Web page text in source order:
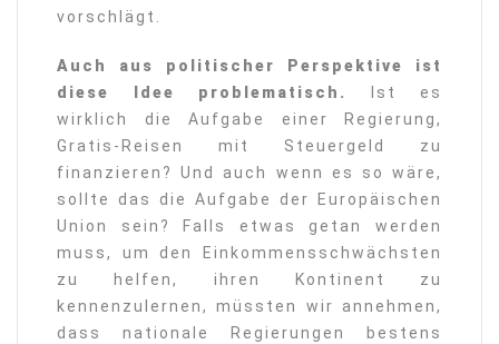
vorschlägt.
Auch aus politischer Perspektive ist
diese Idee problematisch.
Ist es
wirklich die Aufgabe einer Regierung,
Gratis-Reisen mit Steuergeld zu
finanzieren? Und auch wenn es so wäre,
sollte das die Aufgabe der Europäischen
Union sein? Falls etwas getan werden
muss, um den Einkommensschwächsten
zu helfen, ihren Kontinent zu
kennenzulernen, müssten wir annehmen,
dass nationale Regierungen bestens